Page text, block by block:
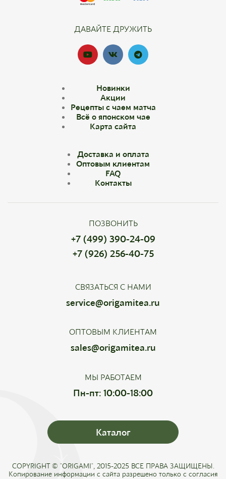
ДАВАЙТЕ ДРУЖИТЬ
Новинки
Акции
Рецепты с чаем матча
Всё о японском чае
Карта сайта
Доставка и оплата
Оптовым клиентам
FAQ
Контакты
ПОЗВОНИТЬ
+7 (499) 390-24-09
+7 (926) 256-40-75
СВЯЗАТЬСЯ С НАМИ
service@origamitea.ru
ОПТОВЫМ КЛИЕНТАМ
sales@origamitea.ru
МЫ РАБОТАЕМ
Пн-пт: 10:00-18:00
Каталог
COPYRIGHT © "ORIGAMI", 2015-2025 ВСЕ ПРАВА ЗАЩИЩЕНЫ.
Копирование информации с сайта разрешено только с согласия